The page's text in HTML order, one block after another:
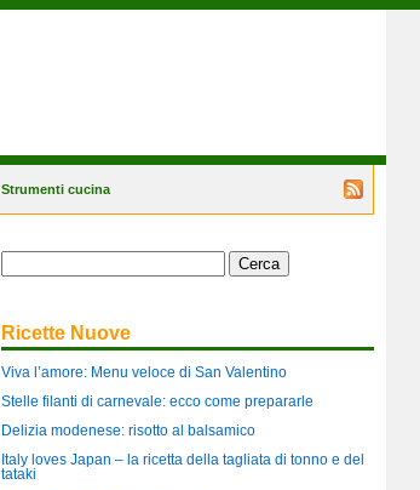
Strumenti cucina
Ricette Nuove
Viva l’amore: Menu veloce di San Valentino
Stelle filanti di carnevale: ecco come prepararle
Delizia modenese: risotto al balsamico
Italy loves Japan – la ricetta della tagliata di tonno e del
tataki